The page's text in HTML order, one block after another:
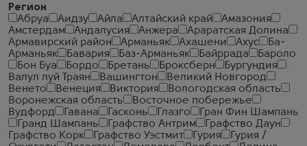
Регион
Абруа
Аидзу Айла Алтайский край
Амазония
Амстердам
Андалусия Анжера
Араратская Долина
Армавирский район
Арманьяк Ахашени Ахус
Ба-
Арманьяк
Бавария Баз-Арманьяк Байррада
Бароло
Бон Буа
Бордо Бретань Броксберн
Бургундия
Валул луй Траян
Вашингтон
Великий Новгород
Венето
Венеция Виктория
Вологодская область
Воронежская область
Восточное побережье
Вудфорд
Гавана Гасконь Глазго
Гран Фин Шампань
Гранд Шампань
Графство Антрим
Графство Даун
Графство Корк
Графство Уэстмит Гурия
Гурия /